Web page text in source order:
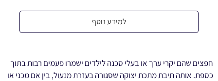
למידע נוסף
חפצים שהם יקרי ערך או בעלי סכנה לילדים ישמרו פעמים רבות בתוך
כספת. אותה תיבת מתכת יצוקה שסגורה בעזרת מנעול, בין אם מכני או